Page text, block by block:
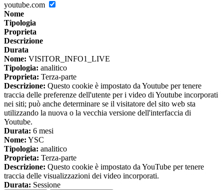
youtube.com
Nome
Tipologia
Proprieta
Descrizione
Durata
Nome: VISITOR_INFO1_LIVE
Tipologia: analitico
Proprieta: Terza-parte
Descrizione: Questo cookie è impostato da Youtube per tenere
traccia delle preferenze dell'utente per i video di Youtube incorporati
nei siti; può anche determinare se il visitatore del sito web sta
utilizzando la nuova o la vecchia versione dell'interfaccia di
Youtube.
Durata: 6 mesi
Nome: YSC
Tipologia: analitico
Proprieta: Terza-parte
Descrizione: Questo cookie è impostato da YouTube per tenere
traccia delle visualizzazioni dei video incorporati.
Durata: Sessione